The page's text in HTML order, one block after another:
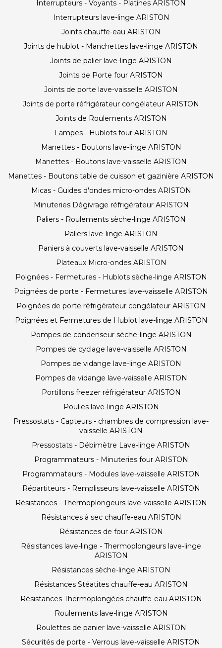
Interrupteurs - Voyants - Platines ARISTON
Interrupteurs lave-linge ARISTON
Joints chauffe-eau ARISTON
Joints de hublot - Manchettes lave-linge ARISTON
Joints de palier lave-linge ARISTON
Joints de Porte four ARISTON
Joints de porte lave-vaisselle ARISTON
Joints de porte réfrigérateur congélateur ARISTON
Joints de Roulements ARISTON
Lampes - Hublots four ARISTON
Manettes - Boutons lave-linge ARISTON
Manettes - Boutons lave-vaisselle ARISTON
Manettes - Boutons table de cuisson et gazinière ARISTON
Micas - Guides d'ondes micro-ondes ARISTON
Minuteries Dégivrage réfrigérateur ARISTON
Paliers - Roulements sèche-linge ARISTON
Paliers lave-linge ARISTON
Paniers à couverts lave-vaisselle ARISTON
Plateaux Micro-ondes ARISTON
Poignées - Fermetures - Hublots sèche-linge ARISTON
Poignées de porte - Fermetures lave-vaisselle ARISTON
Poignées de porte réfrigérateur congélateur ARISTON
Poignées et Fermetures de Hublot lave-linge ARISTON
Pompes de condenseur sèche-linge ARISTON
Pompes de cyclage lave-vaisselle ARISTON
Pompes de vidange lave-linge ARISTON
Pompes de vidange lave-vaisselle ARISTON
Portillons freezer réfrigérateur ARISTON
Poulies lave-linge ARISTON
Pressostats - Capteurs - chambres de compression lave-
vaisselle ARISTON
Pressostats - Débimètre Lave-linge ARISTON
Programmateurs - Minuteries four ARISTON
Programmateurs - Modules lave-vaisselle ARISTON
Répartiteurs - Remplisseurs lave-vaisselle ARISTON
Résistances - Thermoplongeurs lave-vaisselle ARISTON
Résistances à sec chauffe-eau ARISTON
Résistances de four ARISTON
Résistances lave-linge - Thermoplongeurs lave-linge
ARISTON
Résistances sèche-linge ARISTON
Résistances Stéatites chauffe-eau ARISTON
Résistances Thermoplongées chauffe-eau ARISTON
Roulements lave-linge ARISTON
Roulettes de panier lave-vaisselle ARISTON
Sécurités de porte - Verrous lave-vaisselle ARISTON